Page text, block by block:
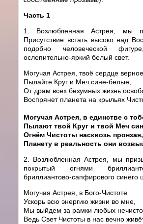
Часть 1
1. Возлюбленная Астрея, мы
Присутствие встать высоко над
подобно человеческой
ослепительно-яркий белый свет.
Могучая Астрея, твоё сердце верное,
Пылайте Круг и Меч сине-белые,
От драм всех безумных жизнь
Воспрянет планета на крыльях
Могучая Астрея, в единстве с
Пылают твой Круг и твой Меч
Огнём Чистоты насквозь пронзая,
Планету в реальность они
2. Возлюбленная Астрея, мы
покрытый огнями
бриллиантово-сапфирового синего
Могучая Астрея, в Бого-Чистоте
Ускорь всю энергию жизни во мне,
Мы выйдем за рамки любых
Ведь Свет Чистоты в нас вечно